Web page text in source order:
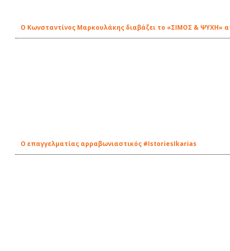
Ο Κωνσταντίνος Μαρκουλάκης διαβάζει το «ΣΙΜΟΣ & ΨΥΧΗ»
Ο επαγγελματίας αρραβωνιαστικός #IstoriesIkarias